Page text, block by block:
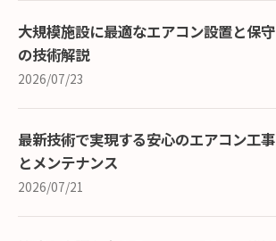
大規模施設に最適なエアコン設置と保守
の技術解説
2026/07/23
最新技術で実現する安心のエアコン工事
とメンテナンス
2026/07/21